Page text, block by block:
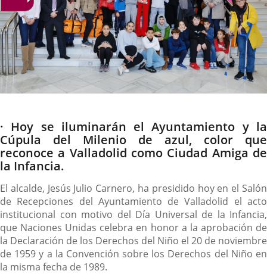
Descripción
· Hoy se iluminarán el Ayuntamiento y la
Cúpula del Milenio de azul, color que
reconoce a Valladolid como Ciudad Amiga de
la Infancia.
El alcalde, Jesús Julio Carnero, ha presidido hoy en el Salón
de Recepciones del Ayuntamiento de Valladolid el acto
institucional con motivo del Día Universal de la Infancia,
que Naciones Unidas celebra en honor a la aprobación de
la Declaración de los Derechos del Niño el 20 de noviembre
de 1959 y a la Convención sobre los Derechos del Niño en
la misma fecha de 1989.